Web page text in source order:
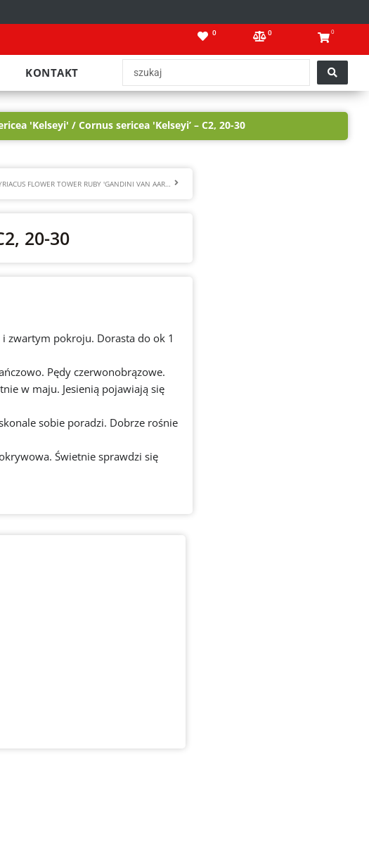
0 0 0
KONTAKT
Search
...
'Kelseyi' / Cornus sericea 'Kelseyi’ – C2, 20-30
20-30
i zwartym pokroju. Dorasta do ok 1
Pędy czerwonobrązowe.
w maju. Jesienią pojawiają się
sobie poradzi. Dobrze rośnie
Świetnie sprawdzi się